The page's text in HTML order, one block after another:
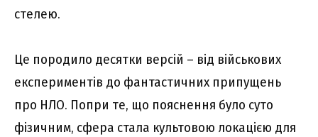
стелею.
Це породило десятки версій – від військових
експериментів до фантастичних припущень
про НЛО. Попри те, що пояснення було суто
фізичним, сфера стала культовою локацією для